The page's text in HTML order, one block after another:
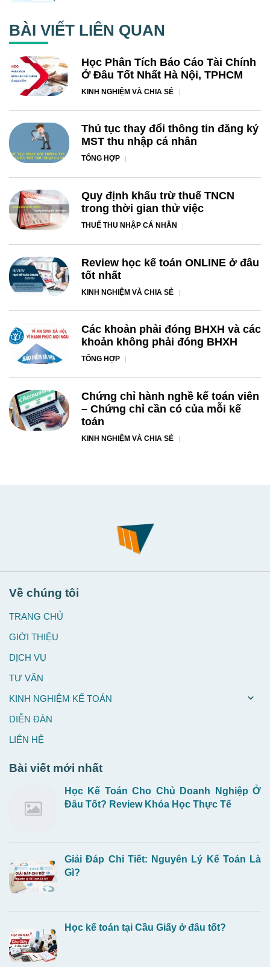
BÀI VIẾT LIÊN QUAN
Học Phân Tích Báo Cáo Tài Chính
Ở Đâu Tốt Nhất Hà Nội, TPHCM
KINH NGHIỆM VÀ CHIA SẺ
Thủ tục thay đổi thông tin đăng ký
MST thu nhập cá nhân
TỔNG HỢP
Quy định khấu trừ thuế TNCN
trong thời gian thử việc
THUẾ THU NHẬP CÁ NHÂN
Review học kế toán ONLINE ở đâu
tốt nhất
KINH NGHIỆM VÀ CHIA SẺ
Các khoản phải đóng BHXH và các
khoản không phải đóng BHXH
TỔNG HỢP
Chứng chỉ hành nghề kế toán viên
– Chứng chỉ cần có của mỗi kế
toán
KINH NGHIỆM VÀ CHIA SẺ
Về chúng tôi
TRANG CHỦ
GIỚI THIỆU
DỊCH VỤ
TƯ VẤN
KINH NGHIỆM KẾ TOÁN
DIỄN ĐÀN
LIÊN HỆ
Bài viết mới nhất
Học Kế Toán Cho Chủ Doanh Nghiệp Ở
Đâu Tốt? Review Khóa Học Thực Tế
Giải Đáp Chi Tiết: Nguyên Lý Kế Toán Là
Gì?
Học kế toán tại Cầu Giấy ở đâu tốt?